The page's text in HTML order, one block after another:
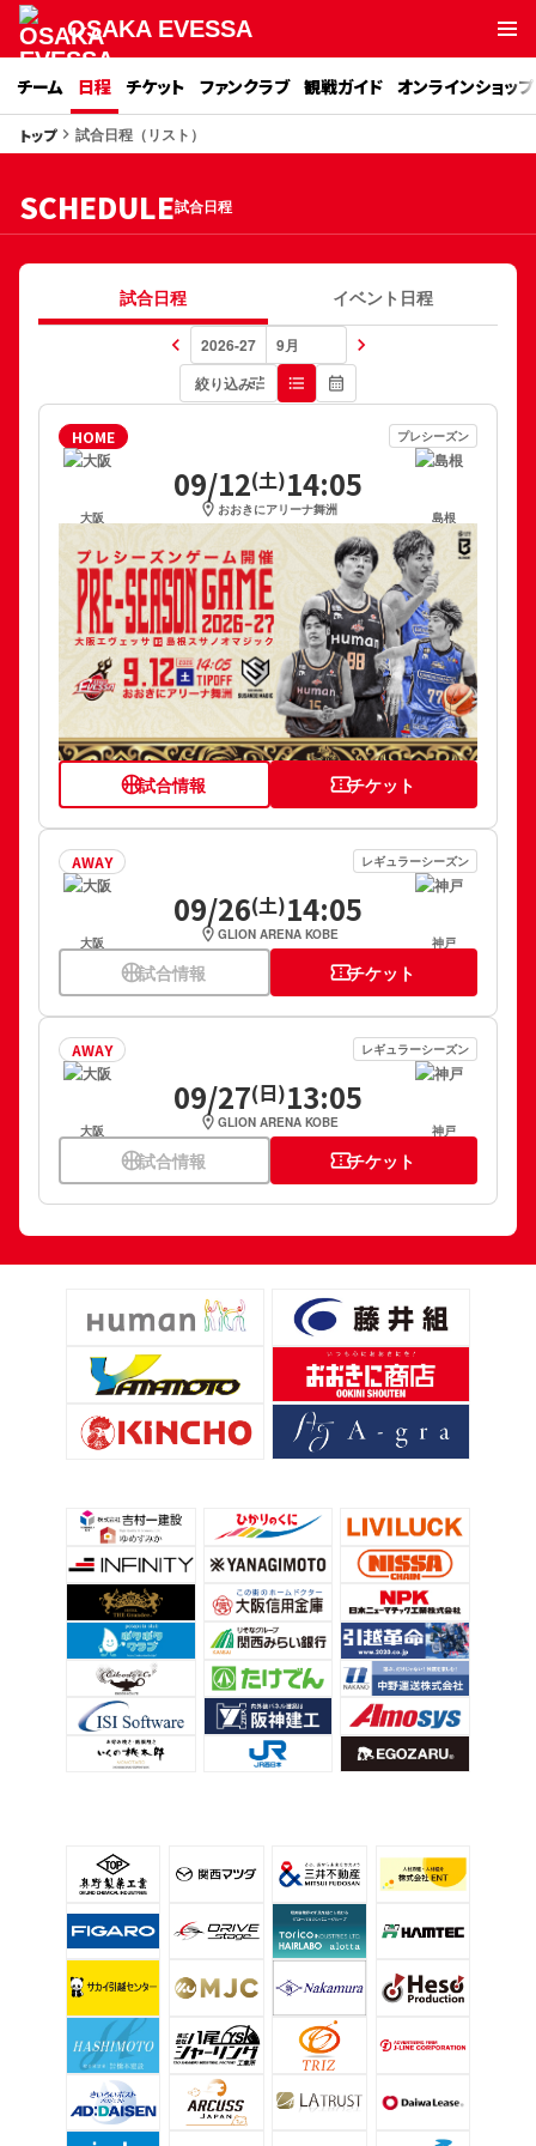
OSAKA EVESSA
チーム 日程 チケット ファンクラブ 観戦ガイド オンラインショップ
トップkeyboard_arrow_right 試合日程（リスト）
SCHEDULE試合日程
試合日程
イベント日程
keyboard_arrow_left
keyboard_arrow_right
絞り込みtune format_list_bulleted calendar_month
HOME プレシーズン
大阪
09/12(土)14:05
location_on おおきにアリーナ舞洲 島根
sports_basketball試合情報 confirmation_numberチケット
AWAY レギュラーシーズン
大阪
09/26(土)14:05
location_on GLION ARENA KOBE 神戸
sports_basketball試合情報 confirmation_numberチケット
AWAY レギュラーシーズン
大阪
09/27(日)13:05
location_on GLION ARENA KOBE 神戸
sports_basketball試合情報 confirmation_numberチケット